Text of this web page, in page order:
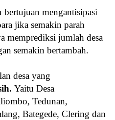
bertujuan mengantisipasi
jika semakin parah
memprediksi jumlah desa
semakin bertambah.
desa yang
Yaitu Desa
Tedunan,
Bategede, Clering dan